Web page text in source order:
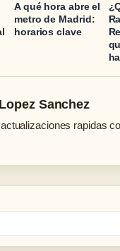
A qué hora abre el
metro de Madrid:
horarios clave
Sanchez
rapidas